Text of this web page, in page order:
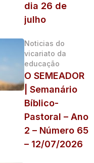
dia 26 de
julho
Noticias do
vicariato da
educação
O SEMEADOR
| Semanário
Bíblico-
Pastoral – Ano
2 – Número 65
– 12/07/2026